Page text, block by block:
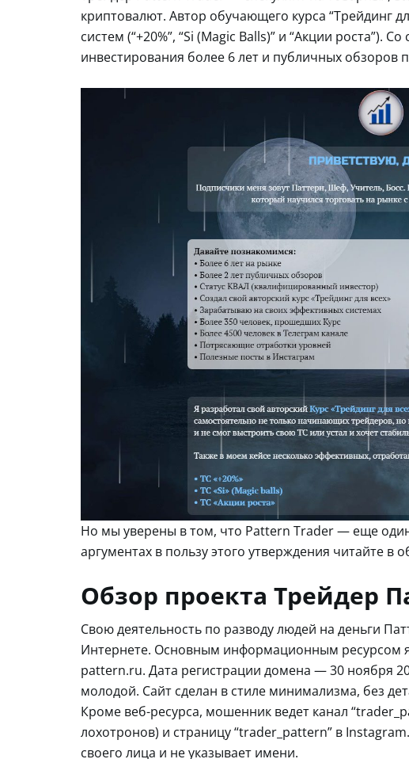
криптовалют. Автор обучающего курса “Трейдинг
систем (“+20%”, “Si (Magic Balls)” и “Акции роста”).
инвестирования более 6 лет и публичных обзоров
Но мы уверены в том, что Pattern Trader — еще
аргументах в пользу этого утверждения читайте в
Обзор проекта Трейдер
Свою деятельность по разводу людей на деньги
Интернете. Основным информационным ресурсом
pattern.ru. Дата регистрации домена — 30 ноября
молодой. Сайт сделан в стиле минимализма, без
Кроме веб-ресурса, мошенник ведет канал
лохотронов) и страницу “trader_pattern” в
своего лица и не указывает имени.